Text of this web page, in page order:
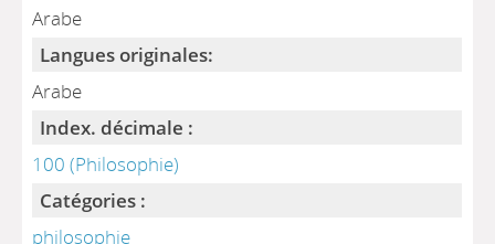
Arabe
Langues originales:
Arabe
Index. décimale :
100 (Philosophie)
Catégories :
philosophie